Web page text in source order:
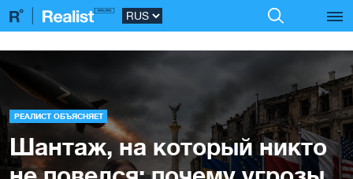
РЕАЛИСТ ОБЪЯСНЯЕТ
Шантаж, на который никто